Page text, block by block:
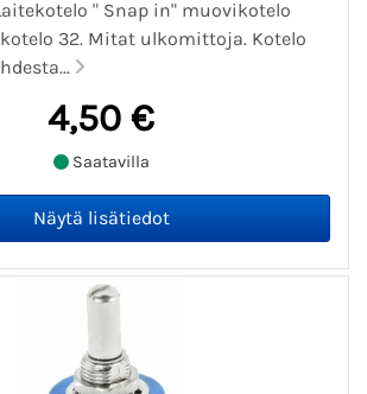
" Snap in" muovikotelo
kotelo 32. Mitat ulkomittoja. Kotelo
4,50 €
Saatavilla